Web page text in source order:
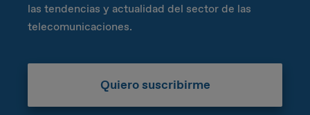
las tendencias y actualidad del sector de las
telecomunicaciones.
Quiero suscribirme